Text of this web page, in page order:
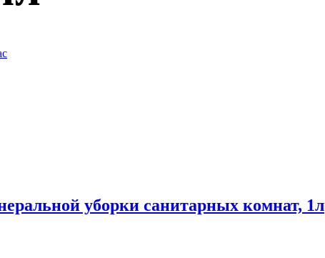
уборки санитарных комнат, 1л